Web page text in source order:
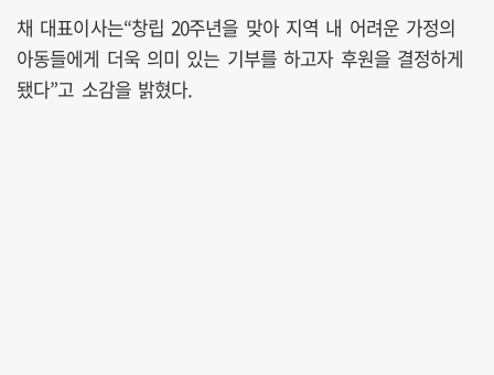
채 대표이사는“창립 20주년을 맞아 지역 내 어려운 가정의
아동들에게 더욱 의미 있는 기부를 하고자 후원을 결정하게
됐다”고 소감을 밝혔다.